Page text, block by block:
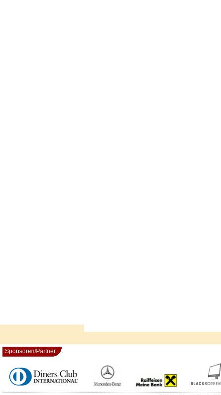
Sponsoren/Partner